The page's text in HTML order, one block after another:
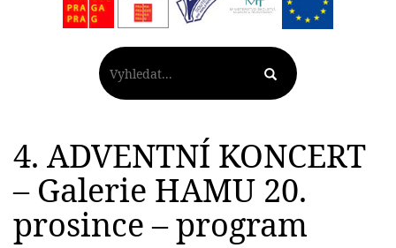
4. ADVENTNÍ KONCERT
– Galerie HAMU 20.
prosince – program